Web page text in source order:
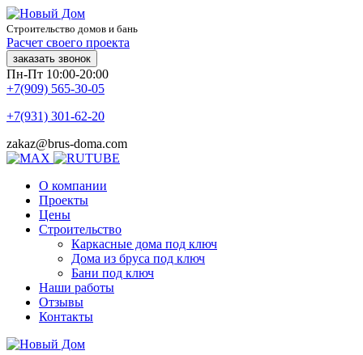
Строительство домов и бань
Расчет своего проекта
заказать звонок
Пн-Пт 10:00-20:00
+7(909) 565-30-05
+7(931) 301-62-20
zakaz@brus-doma.com
О компании
Проекты
Цены
Строительство
Каркасные дома под ключ
Дома из бруса под ключ
Бани под ключ
Наши работы
Отзывы
Контакты